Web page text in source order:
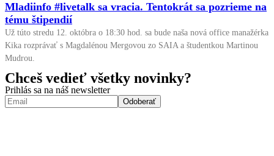
Mladiinfo #livetalk sa vracia. Tentokrát sa pozrieme na
tému štipendií
Už túto stredu 12. októbra o 18:30 hod. sa bude naša nová office manažérka
Kika rozprávať s Magdalénou Mergovou zo SAIA a študentkou Martinou
Mudrou.
Chceš vedieť všetky novinky?
Prihlás sa na náš newsletter